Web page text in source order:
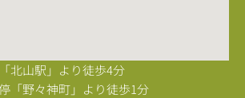
北山駅」より徒歩4分
「野々神町」より徒歩1分